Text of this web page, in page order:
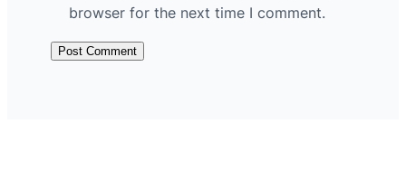
browser for the next time I comment.